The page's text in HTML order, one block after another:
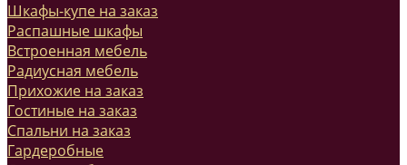
Шкафы-купе на заказ
Распашные шкафы
Встроенная мебель
Радиусная мебель
Прихожие на заказ
Гостиные на заказ
Спальни на заказ
Гардеробные